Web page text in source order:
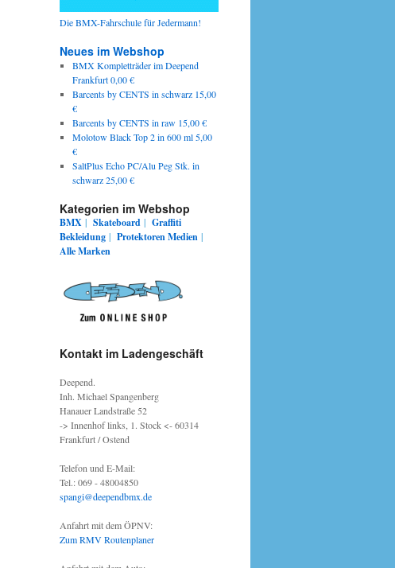
Die BMX-Fahrschule für Jedermann!
Neues im Webshop
BMX Kompletträder im Deepend
Frankfurt 0,00 €
Barcents by CENTS in schwarz 15,00
€
Barcents by CENTS in raw 15,00 €
Molotow Black Top 2 in 600 ml 5,00
€
SaltPlus Echo PC/Alu Peg Stk. in
schwarz 25,00 €
Kategorien im Webshop
BMX | Skateboard | Graffiti
Bekleidung | ProtektorenMedien |
Alle Marken
Kontakt im Ladengeschäft
Deepend.
Inh. Michael Spangenberg
Hanauer Landstraße 52
-> Innenhof links, 1. Stock <- 60314
Frankfurt / Ostend
Telefon und E-Mail:
Tel.: 069 - 48004850
spangi@deependbmx.de
Anfahrt mit dem ÖPNV:
Zum RMV Routenplaner